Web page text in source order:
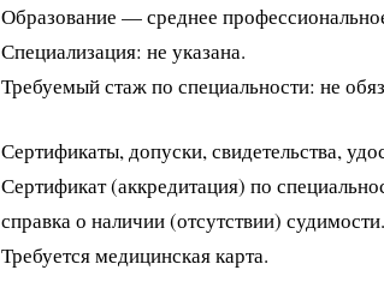
Образование — среднее
Специализация: не указана.
Требуемый стаж по специальности: не
Сертификаты, допуски, свидетельства,
Сертификат (аккредитация) по
справка о наличии (отсутствии)
Требуется медицинская карта.